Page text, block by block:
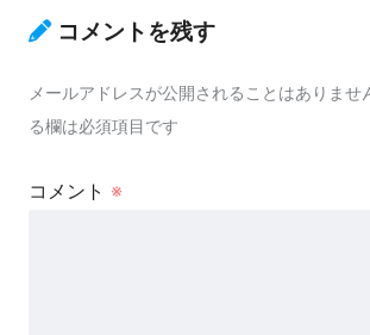
コメントを残す
メールアドレスが公開されることはありませ
る欄は必須項目です
コメント ※